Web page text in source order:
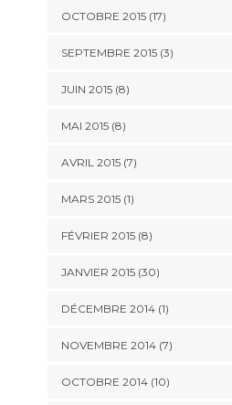
OCTOBRE 2015 (17)
SEPTEMBRE 2015 (3)
JUIN 2015 (8)
MAI 2015 (8)
AVRIL 2015 (7)
MARS 2015 (1)
FÉVRIER 2015 (8)
JANVIER 2015 (30)
DÉCEMBRE 2014 (1)
NOVEMBRE 2014 (7)
OCTOBRE 2014 (10)